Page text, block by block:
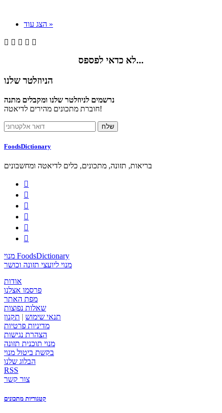
הצג עוד »
    
לא כדאי לפספס...
הניוזלטר שלנו
נרשמים לניוזלטר שלנו ומקבלים מתנה
חוברת מתכונים מהירים לדיאטה!
FoodsDictionary
בריאות, תזונה, מתכונים, כלים לדיאטה ומחשבונים






מנוי FoodsDictionary
מנוי ליועצי תזונה וכושר
אודות
פרסמו אצלנו
מפת האתר
שאלות נפוצות
תנאי שימוש | תקנון
מדיניות פרטיות
הצהרת נגישות
מנוי תוכנית תזונה
בקשת ביטול מנוי
הבלוג שלנו
RSS
צור קשר
קטגוריות מתכונים